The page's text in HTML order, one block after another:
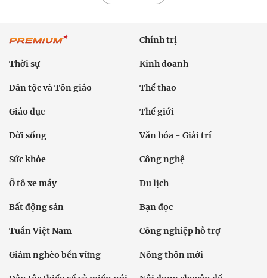
Chính trị
Thời sự Kinh doanh
Dân tộc và Tôn giáo Thể thao
Giáo dục Thế giới
Đời sống Văn hóa - Giải trí
Sức khỏe Công nghệ
Ô tô xe máy Du lịch
Bất động sản Bạn đọc
Tuần Việt Nam Công nghiệp hỗ trợ
Giảm nghèo bền vững Nông thôn mới